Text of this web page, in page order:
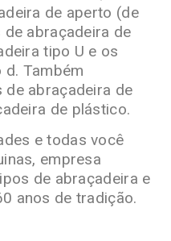
de aperto (de
abraçadeira de
tipo U e os
Também
abraçadeira de
de plástico.
e todas você
empresa
de abraçadeira e
anos de tradição.